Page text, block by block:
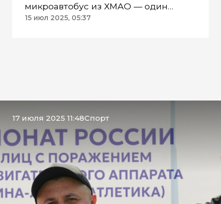
микроавтобус из ХМАО — один
пассажир погиб
15 июл 2025, 05:37
17 июля 2025 11:48Спорт